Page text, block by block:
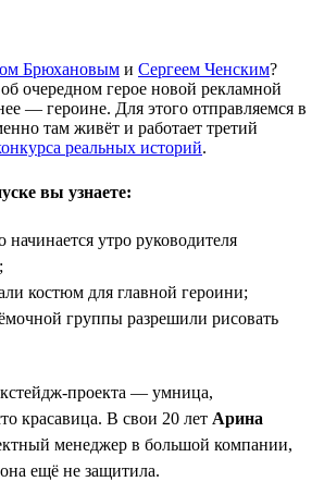
Брюхановым и Сергеем Ченским?
очередном герое новой рекламной
— героине. Для этого отправляемся в
там живёт и работает третий
реальных историй.
вы узнаете:
начинается утро руководителя
костюм для главной героини;
группы разрешили рисовать
проекта — умница,
красавица. В свои 20 лет Арина
менеджер в большой компании,
ещё не защитила.